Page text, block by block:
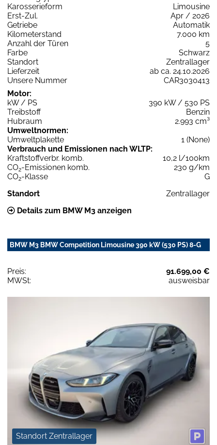
Karosserieform
Limousine
Erst-Zul.
Apr / 2026
Getriebe
Automatik
Kilometerstand
7.000 km
Anzahl der Türen
5
Farbe
Schwarz
Standort
Zentrallager
Lieferzeit
ab ca. 24.10.2026
Unsere Nummer
CAR3030413
Motor:
kW / PS
390 kW / 530 PS
Treibstoff
Benzin
Hubraum
2.993 cm³
Umweltnormen:
Umweltplakette
1 (None)
Verbrauch und Emissionen nach WLTP:
Kraftstoffverbr. komb.
10,2 l/100km
CO2-Emissionen komb.
230 g/km
CO2-Klasse
G
Standort
Zentrallager
Details zum BMW M3 anzeigen
BMW M3 BMW Competition Limousine 390 kW (530 PS) 8-G
Preis:
91.699,00 €
MWSt:
ausweisbar
Standort Zentrallager